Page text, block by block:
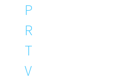
P
R
T
V